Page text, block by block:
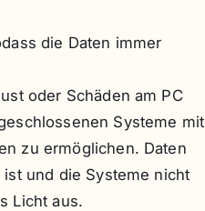
die Daten immer
oder Schäden am PC
Systeme mit
zu ermöglichen. Daten
und die Systeme nicht
Licht aus.